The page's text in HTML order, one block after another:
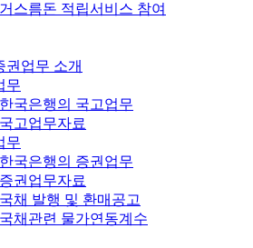
거스름돈 적립서비스 참여
권업무 소개
무
한국은행의 국고업무
국고업무자료
무
한국은행의 증권업무
증권업무자료
국채 발행 및 환매공고
국채관련 물가연동계수